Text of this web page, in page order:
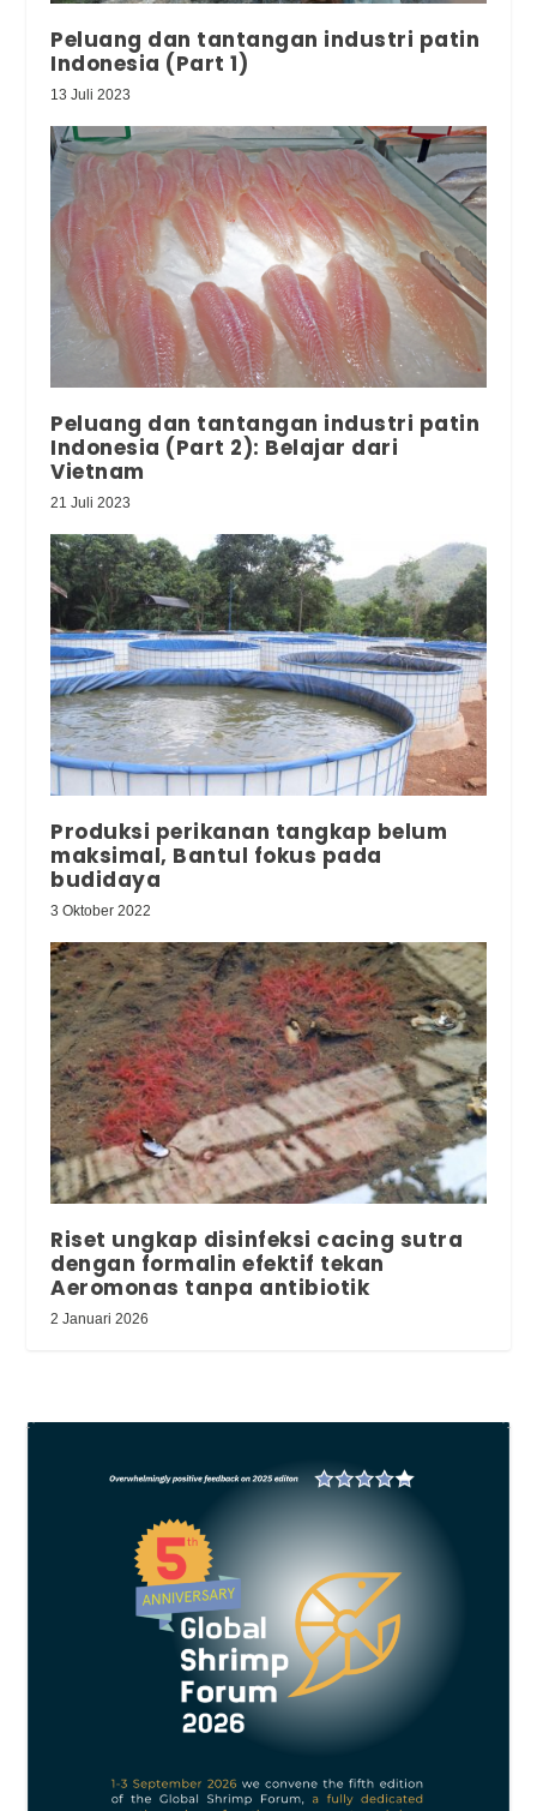
Peluang dan tantangan industri patin
Indonesia (Part 1)
13 Juli 2023
Peluang dan tantangan industri patin
Indonesia (Part 2): Belajar dari
Vietnam
21 Juli 2023
Produksi perikanan tangkap belum
maksimal, Bantul fokus pada
budidaya
3 Oktober 2022
Riset ungkap disinfeksi cacing sutra
dengan formalin efektif tekan
Aeromonas tanpa antibiotik
2 Januari 2026